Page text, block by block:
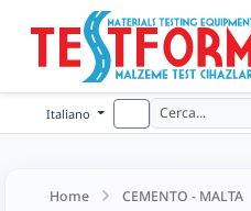
Italiano
Home CEMENTO - MALTA